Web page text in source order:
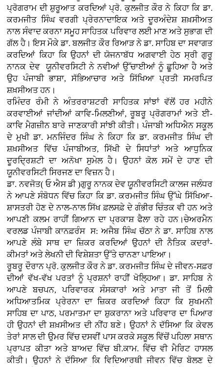
ਪ੍ਰੋਗਰਾਮ ਦੀ ਸ਼ੁਰੂਆਤ ਕਰਦਿਆਂ ਪ੍ਰੋ. ਕੁਲਜੀਤ ਕੌਰ ਨੇ ਕਿਹਾ ਕਿ ਡਾ.
ਕਰਮਜੀਤ ਸਿੰਘ ਵਰਗੀ ਪ੍ਰੇਰਨਾਦਾਇਕ ਅਤੇ ਦੂਰਅੰਦੇਸ਼ ਸ਼ਖ਼ਸੀਅਤ
ਨਾਲ ਸੰਵਾਦ ਕਰਨਾ ਸਮੂਹ ਸਾਹਿਤਕ ਪਰਿਵਾਰ ਲਈ ਮਾਣ ਅਤੇ ਸੁਭਾਗ ਦੀ
ਗੱਲ ਹੈ। ਇਸ ਮੌਕੇ ਡਾ. ਬਲਜੀਤ ਕੌਰ ਰਿਆੜ ਨੇ ਡਾ. ਸਾਹਿਬ ਦਾ ਸਵਾਗਤ
ਕਰਦਿਆਂ ਕਿਹਾ ਕਿ ਉਹਨਾਂ ਦੀ ਯੋਜਨਾਬੱਧ ਅਗਵਾਈ ਹੇਠ ਸ੍ਰੀ ਗੁਰੂ
ਨਾਨਕ ਦੇਵ ਯੂਨੀਵਰਸਿਟੀ ਨੇ ਨਵੀਆਂ ਉੱਚਾਈਆਂ ਨੂੰ ਛੂਹਿਆ ਹੈ ਅਤੇ
ਉਹ ਪੰਜਾਬੀ ਭਾਸ਼ਾ, ਸੱਭਿਆਚਾਰ ਅਤੇ ਸਿੱਖਿਆ ਪ੍ਰਤੀ ਸਮਰਪਿਤ
ਸ਼ਖ਼ਸੀਅਤ ਹਨ।
ਰਮਿੰਦਰ ਰੰਮੀ ਨੇ ਅੰਤਰਰਾਸ਼ਟਰੀ ਸਾਹਿਤਕ ਸਾਂਝਾਂ ਵੱਲੋਂ ਹਰ ਮਹੀਨੇ
ਕਰਵਾਈਆਂ ਜਾਂਦੀਆਂ ਕਾਵਿ-ਮਿਲਣੀਆਂ, ਰੂਬਰੂ ਪ੍ਰੋਗਰਾਮਾਂ ਅਤੇ ਈ-
ਕਾਵਿ ਮੈਗਜ਼ੀਨ ਬਾਰੇ ਜਾਣਕਾਰੀ ਸਾਂਝੀ ਕੀਤੀ। ਪੰਜਾਬੀ ਅਧਿਐਨ ਸਕੂਲ
ਦੇ ਮੁਖੀ ਡਾ. ਮਨਜਿੰਦਰ ਸਿੰਘ ਨੇ ਕਿਹਾ ਕਿ ਡਾ. ਕਰਮਜੀਤ ਸਿੰਘ ਦੀ
ਸ਼ਖ਼ਸੀਅਤ ਵਿੱਚ ਪੰਜਾਬੀਅਤ, ਸਿੱਖੀ ਦੇ ਸਿਧਾਂਤਾਂ ਅਤੇ ਆਧੁਨਿਕ
ਦੂਰਦ੍ਰਿਸ਼ਟੀ ਦਾ ਅਨੋਖਾ ਸੁਮੇਲ ਹੈ। ਉਹਨਾਂ ਕੋਲ ਸਮੇਂ ਦੇ ਹਾਣ ਦੀ
ਯੂਨੀਵਰਸਿਟੀ ਸਿਰਜਣ ਦਾ ਵਿਜ਼ਨ ਹੈ।
ਡਾ. ਨਵਜੋਤ( ਓ ਐਸ ਡੀ )ਗੁਰੂ ਨਾਨਕ ਦੇਵ ਯੂਨੀਵਰਸਿਟੀ ਕਾਲਜ ਜਲੰਧਰ
ਨੇ ਆਪਣੇ ਸੰਬੋਧਨ ਵਿੱਚ ਕਿਹਾ ਕਿ ਡਾ. ਕਰਮਜੀਤ ਸਿੰਘ ਉੱਘੇ ਸਿੱਖਿਆ-
ਸ਼ਾਸਤਰੀ ਹੋਣ ਦੇ ਨਾਲ-ਨਾਲ ਸਿੱਖ ਫ਼ਲਸਫ਼ੇ ਦੇ ਗੰਭੀਰ ਚਿੰਤਕ ਵੀ ਹਨ ਅਤੇ
ਆਪਣੀ ਕਲਮ ਰਾਹੀਂ ਗਿਆਨ ਦਾ ਪ੍ਰਕਾਸ਼ ਫੈਲਾ ਰਹੇ ਹਨ।ਚੇਅਰਮੈਨ
ਵਰਲਡ ਪੰਜਾਬੀ ਕਾਨਫ਼ਰੰਸ ਸ: ਅਜੈਬ ਸਿੰਘ ਚੱਠਾ ਨੇ ਡਾ. ਸਾਹਿਬ ਨਾਲ
ਆਪਣੇ ਲੰਬੇ ਸਾਥ ਦਾ ਜ਼ਿਕਰ ਕਰਦਿਆਂ ਉਹਨਾਂ ਦੀ ਨੈਤਿਕ ਕਦਰਾਂ-
ਕੀਮਤਾਂ ਅਤੇ ਲੇਖਨੀ ਦੀ ਵਿਸ਼ੇਸ਼ਤਾ ਉੱਤੇ ਚਾਨਣਾ ਪਾਇਆ।
ਰੂਬਰੂ ਦੌਰਾਨ ਪ੍ਰੋ. ਕੁਲਜੀਤ ਕੌਰ ਨੇ ਡਾ. ਕਰਮਜੀਤ ਸਿੰਘ ਦੇ ਜੀਵਨ-ਸਫ਼ਰ
ਦੀਆਂ ਵੱਖ-ਵੱਖ ਪਰਤਾਂ ਨੂੰ ਪ੍ਰਸ਼ਨਾਂ ਰਾਹੀਂ ਖੋਲ੍ਹਿਆ। ਡਾ. ਸਾਹਿਬ ਨੇ
ਆਪਣੇ ਬਚਪਨ, ਪਰਿਵਾਰਕ ਸੰਸਕਾਰਾਂ ਅਤੇ ਮਾਤਾ ਜੀ ਤੋਂ ਮਿਲੀ
ਅਧਿਆਤਮਿਕ ਪ੍ਰੇਰਨਾ ਦਾ ਜ਼ਿਕਰ ਕਰਦਿਆਂ ਕਿਹਾ ਕਿ ਸੁਖਮਨੀ
ਸਾਹਿਬ ਦਾ ਪਾਠ, ਪਰਮਾਤਮਾ ਦਾ ਸ਼ੁਕਰਾਨਾ ਅਤੇ ਪਰਿਵਾਰ ਦਾ ਪਿਆਰ
ਹੀ ਉਹਨਾਂ ਦੀ ਸ਼ਖ਼ਸੀਅਤ ਦੀ ਨੀਂਹ ਬਣੇ। ਉਹਨਾਂ ਨੇ ਦੱਸਿਆ ਕਿ ਕੇਵਲ
ਤੇਰਾਂ ਸਾਲ ਦੀ ਉਮਰ ਵਿੱਚ ਦਸਵੀਂ ਪਾਸ ਕਰਕੇ ਸਕੂਲ ਵਿੱਚੋਂ ਪਹਿਲਾ ਸਥਾਨ
ਪ੍ਰਾਪਤ ਕੀਤਾ ਅਤੇ ਬਾਅਦ ਵਿੱਚ ਬੀ.ਕਾਮ. ਵਿੱਚ ਵੀ ਮੈਰਿਟ ਹਾਸਲ
ਕੀਤੀ। ਉਹਨਾਂ ਨੇ ਦੱਸਿਆ ਕਿ ਵਿਦਿਆਰਥੀ ਜੀਵਨ ਵਿੱਚ ਬੋਲਣ ਦੇ